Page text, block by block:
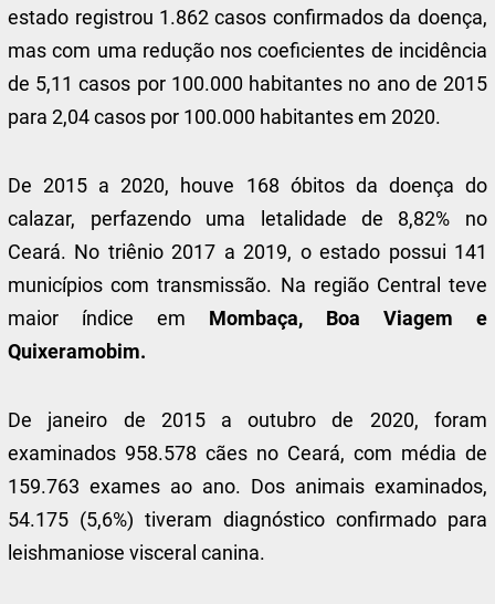
estado registrou 1.862 casos confirmados da doença,
mas com uma redução nos coeficientes de incidência
de 5,11 casos por 100.000 habitantes no ano de 2015
para 2,04 casos por 100.000 habitantes em 2020.
De 2015 a 2020, houve 168 óbitos da doença do
calazar, perfazendo uma letalidade de 8,82% no
Ceará. No triênio 2017 a 2019, o estado possui 141
municípios com transmissão. Na região Central teve
maior índice em Mombaça, Boa Viagem e
Quixeramobim.
De janeiro de 2015 a outubro de 2020, foram
examinados 958.578 cães no Ceará, com média de
159.763 exames ao ano. Dos animais examinados,
54.175 (5,6%) tiveram diagnóstico confirmado para
leishmaniose visceral canina.